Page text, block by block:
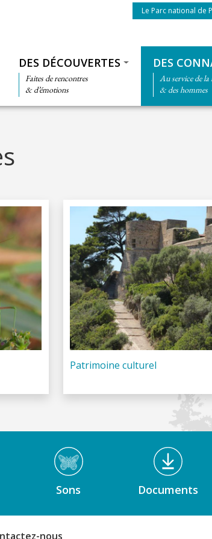
Menu du parc
Le Parc national de
DES DÉCOUVERTES
Faites de rencontres
& d’émotions
DES
Au service de la
& des hommes
Patrimoine culturel
Sons Documents
nous